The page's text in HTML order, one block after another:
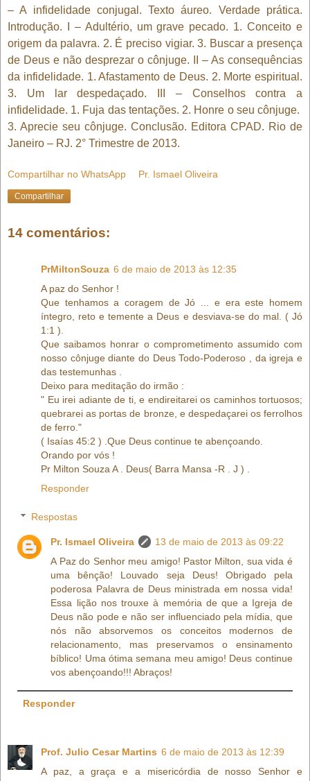
– A infidelidade conjugal. Texto áureo. Verdade prática.
Introdução. I – Adultério, um grave pecado. 1. Conceito e
origem da palavra. 2. É preciso vigiar. 3. Buscar a presença
de Deus e não desprezar o cônjuge. II – As consequências
da infidelidade. 1. Afastamento de Deus. 2. Morte espiritual.
3. Um lar despedaçado. III – Conselhos contra a
infidelidade. 1. Fuja das tentações. 2. Honre o seu cônjuge.
3. Aprecie seu cônjuge. Conclusão. Editora CPAD. Rio de
Janeiro – RJ. 2° Trimestre de 2013.
Compartilhar no WhatsApp Pr. Ismael Oliveira
Compartilhar
14 comentários:
PrMiltonSouza 6 de maio de 2013 às 12:35
A paz do Senhor !
Que tenhamos a coragem de Jó ... e era este homem
íntegro, reto e temente a Deus e desviava-se do mal. ( Jó
1:1 ).
Que saibamos honrar o comprometimento assumido com
nosso cônjuge diante do Deus Todo-Poderoso , da igreja e
das testemunhas .
Deixo para meditação do irmão :
" Eu irei adiante de ti, e endireitarei os caminhos tortuosos;
quebrarei as portas de bronze, e despedaçarei os ferrolhos
de ferro."
( Isaías 45:2 ) .Que Deus continue te abençoando.
Orando por vós !
Pr Milton Souza A . Deus( Barra Mansa -R . J ) .
Responder
Respostas
Pr. Ismael Oliveira
13 de maio de 2013 às 09:22
A Paz do Senhor meu amigo! Pastor Milton, sua vida é
uma bênção! Louvado seja Deus! Obrigado pela
poderosa Palavra de Deus ministrada em nossa vida!
Essa lição nos trouxe à memória de que a Igreja de
Deus não pode e não ser influenciado pela mídia, que
nós não absorvemos os conceitos modernos de
relacionamento, mas preservamos o ensinamento
bíblico! Uma ótima semana meu amigo! Deus continue
vos abençoando!!! Abraços!
Responder
Prof. Julio Cesar Martins 6 de maio de 2013 às 12:39
A paz, a graça e a misericórdia de nosso Senhor e